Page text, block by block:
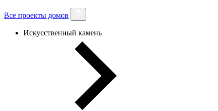
Все проекты домов
Искусственный камень